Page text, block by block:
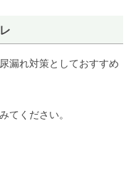
漏れ対策としておすすめ
てください。